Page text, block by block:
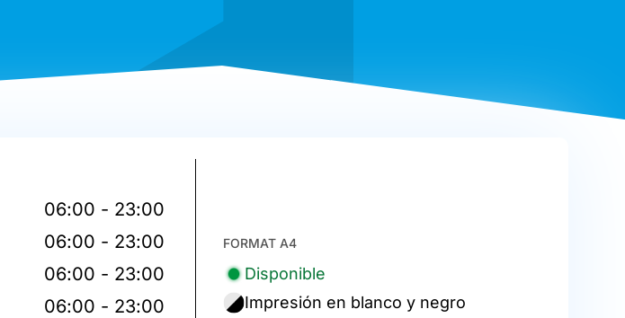
06:00 - 23:00
06:00 - 23:00
06:00 - 23:00
06:00 - 23:00
FORMAT A4
Disponible
Impresión en blanco y negro